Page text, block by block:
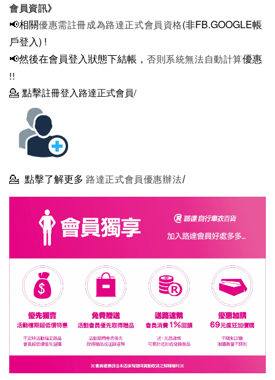
會員資訊》
📢相關優惠需註冊成為路達正式會員資格(非FB.GOOGLE帳
戶登入) !
📢然後在會員登入狀態下結帳， 否則系統無法自動計算優惠
!!
💁 點擊註冊登入路達正式會員/
💁 點擊了解更多 路達正式會員優惠辦法/